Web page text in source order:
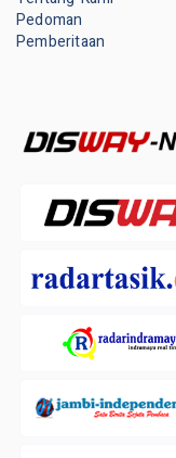
Pedoman
Pemberitaan